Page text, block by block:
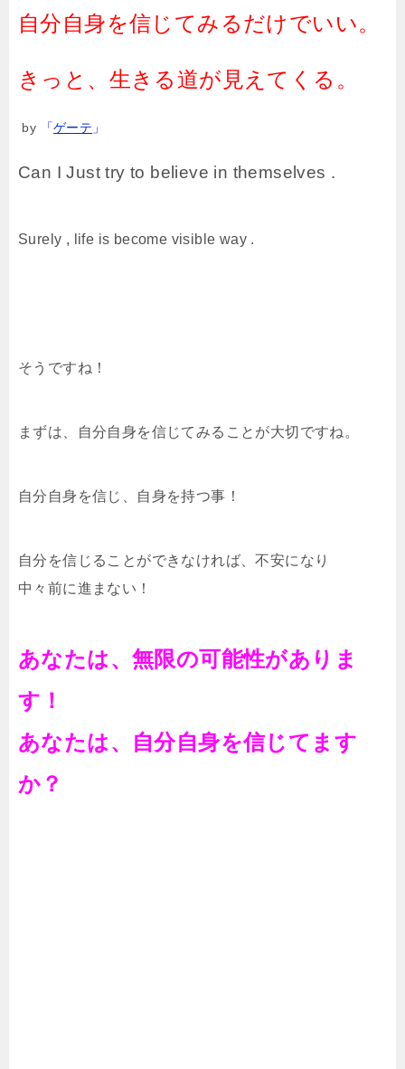
自分自身を信じてみるだけでいい。
きっと、生きる道が見えてくる。
by 「ゲーテ 」
Can I Just try to believe in themselves .
Surely , life is become visible way .
そうですね！
まずは、自分自身を信じてみることが大切ですね。
自分自身を信じ、自身を持つ事！
自分を信じることができなければ、不安になり
中々前に進まない！
あなたは、無限の可能性がありま
す！
あなたは、自分自身を信じてます
か？